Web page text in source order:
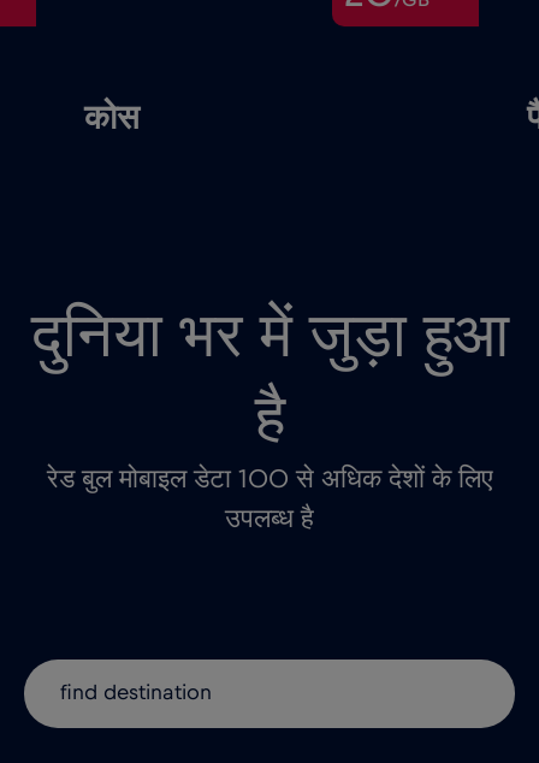
दुनिया भर में जुड़ा हुआ
है
रेड बुल मोबाइल डेटा 100 से अधिक देशों के लिए
उपलब्ध है